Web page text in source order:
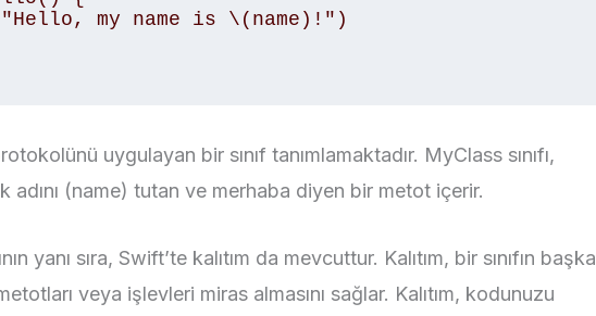
uygulayan bir sınıf tanımlamaktadır. MyClass sınıfı,
adını (name) tutan ve merhaba diyen bir metot içerir.
yanı sıra, Swift’te kalıtım da mevcuttur. Kalıtım, bir sınıfın başka
veya işlevleri miras almasını sağlar. Kalıtım, kodunuzu